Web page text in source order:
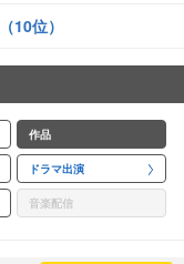
10位）
作品
ドラマ出演
音楽配信